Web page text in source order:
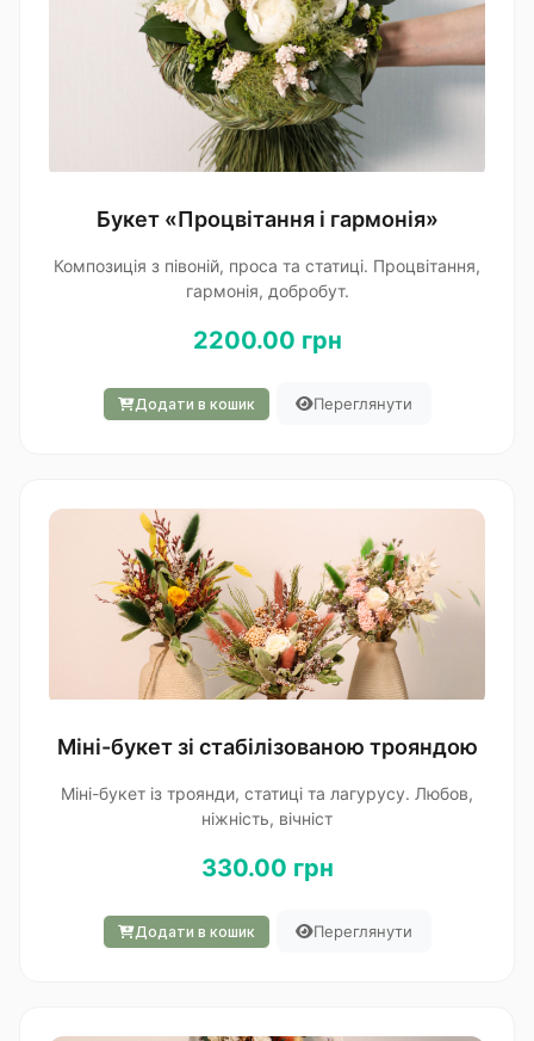
Букет «Процвітання і гармонія»
Композиція з півоній, проса та статиці. Процвітання,
гармонія, добробут.
2200.00 грн
Додати в кошик Переглянути
Міні-букет зі стабілізованою трояндою
Міні-букет із троянди, статиці та лагурусу. Любов,
ніжність, вічніст
330.00 грн
Додати в кошик Переглянути